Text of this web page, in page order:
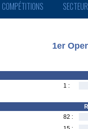
COMPÉTITIONS
1er
1 :
82 :